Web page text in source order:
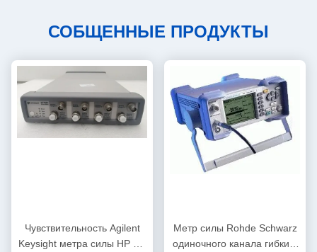
СОБЩЕННЫЕ ПРОДУКТЫ
Чувствительность Agilent
Keysight метра силы HP RF
Метр силы Rohde Schwarz
одиночного канала гибкий,